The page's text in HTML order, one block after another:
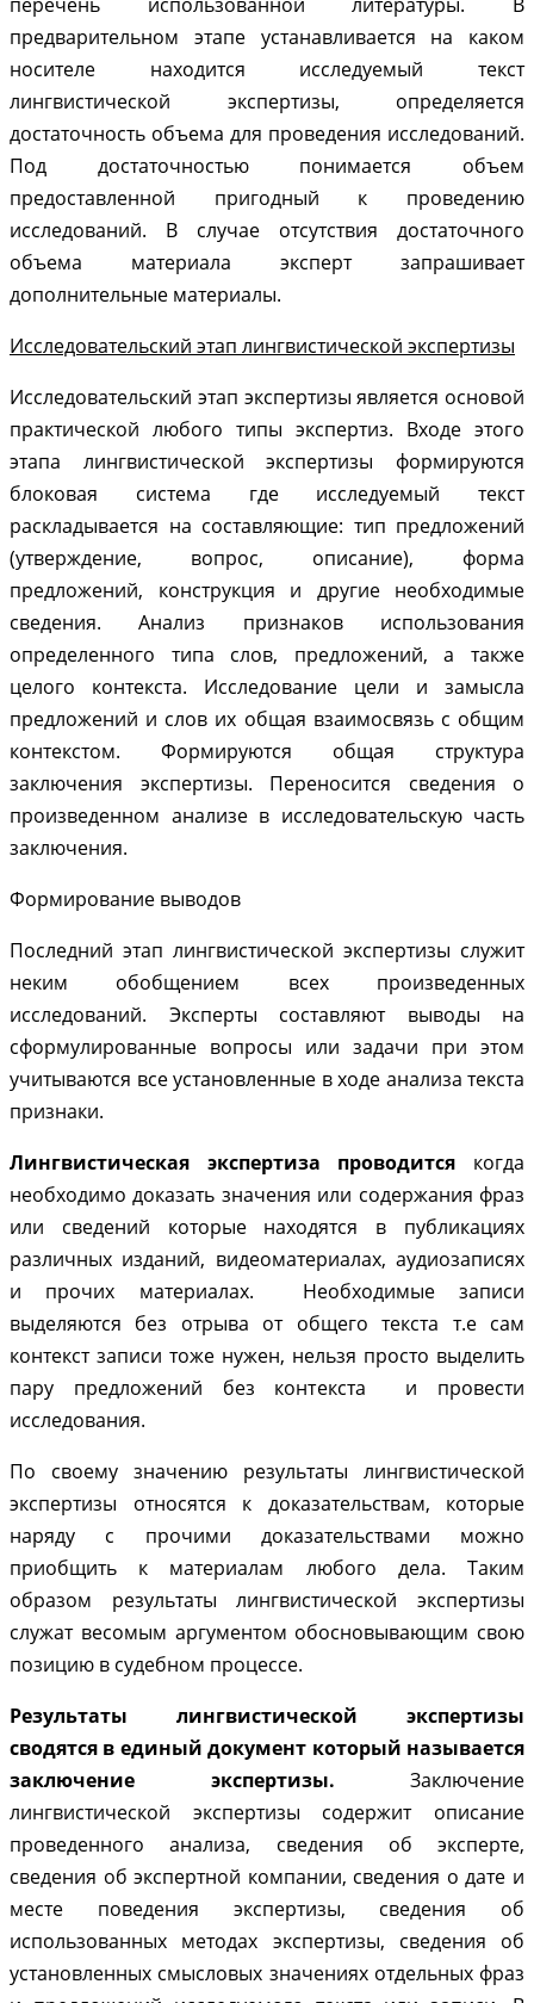
предварительном этапе устанавливается на каком
носителе находится исследуемый текст
лингвистической экспертизы, определяется
достаточность объема для проведения исследований.
Под достаточностью понимается объем
предоставленной пригодный к проведению
исследований. В случае отсутствия достаточного
объема материала эксперт запрашивает
дополнительные материалы.
Исследовательский этап лингвистической экспертизы
Исследовательский этап экспертизы является основой
практической любого типы экспертиз. Входе этого
этапа лингвистической экспертизы формируются
блоковая система где исследуемый текст
раскладывается на составляющие: тип предложений
(утверждение, вопрос, описание), форма
предложений, конструкция и другие необходимые
сведения. Анализ признаков использования
определенного типа слов, предложений, а также
целого контекста. Исследование цели и замысла
предложений и слов их общая взаимосвязь с общим
контекстом. Формируются общая структура
заключения экспертизы. Переносится сведения о
произведенном анализе в исследовательскую часть
заключения.
Формирование выводов
Последний этап лингвистической экспертизы служит
неким обобщением всех произведенных
исследований. Эксперты составляют выводы на
сформулированные вопросы или задачи при этом
учитываются все установленные в ходе анализа текста
признаки.
Лингвистическая экспертиза проводится когда
необходимо доказать значения или содержания фраз
или сведений которые находятся в публикациях
различных изданий, видеоматериалах, аудиозаписях
и прочих материалах. Необходимые записи
выделяются без отрыва от общего текста т.е сам
контекст записи тоже нужен, нельзя просто выделить
пару предложений без контекста и провести
исследования.
По своему значению результаты лингвистической
экспертизы относятся к доказательствам, которые
наряду с прочими доказательствами можно
приобщить к материалам любого дела. Таким
образом результаты лингвистической экспертизы
служат весомым аргументом обосновывающим свою
позицию в судебном процессе.
Результаты лингвистической экспертизы
сводятся в единый документ который называется
заключение экспертизы. Заключение
лингвистической экспертизы содержит описание
проведенного анализа, сведения об эксперте,
сведения об экспертной компании, сведения о дате и
месте поведения экспертизы, сведения об
использованных методах экспертизы, сведения об
установленных смысловых значениях отдельных фраз